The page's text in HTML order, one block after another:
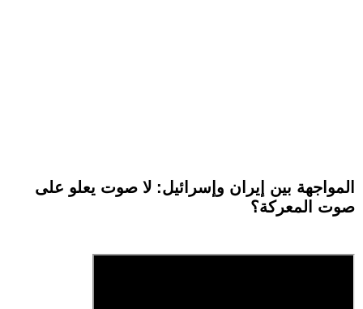
المواجهة بين إيران وإسرائيل: لا صوت يعلو على
صوت المعركة؟